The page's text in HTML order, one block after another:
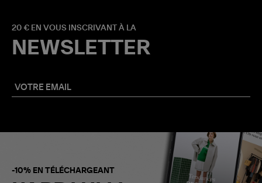
20 € EN VOUS INSCRIVANT À LA
NEWSLETTER
-10% EN TÉLÉCHARGEANT